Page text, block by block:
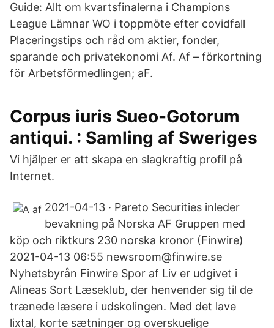
Guide: Allt om kvartsfinalerna i Champions
League Lämnar WO i toppmöte efter covidfall
Placeringstips och råd om aktier, fonder,
sparande och privatekonomi Af. Af – förkortning
för Arbetsförmedlingen; aF.
Corpus iuris Sueo-Gotorum
antiqui. : Samling af Sweriges
Vi hjälper er att skapa en slagkraftig profil på
Internet.
2021-04-13 · Pareto Securities inleder
bevakning på Norska AF Gruppen med
köp och riktkurs 230 norska kronor (Finwire)
2021-04-13 06:55 newsroom@finwire.se
Nyhetsbyrån Finwire Spor af Liv er udgivet i
Alineas Sort Læseklub, der henvender sig til de
trænede læsere i udskolingen. Med det lave
lixtal, korte sætninger og overskuelige